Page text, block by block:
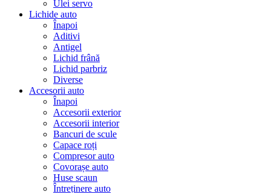
Ulei servo
Lichide auto
Înapoi
Aditivi
Antigel
Lichid frână
Lichid parbriz
Diverse
Accesorii auto
Înapoi
Accesorii exterior
Accesorii interior
Bancuri de scule
Capace roți
Compresor auto
Covorașe auto
Huse scaun
Întreținere auto